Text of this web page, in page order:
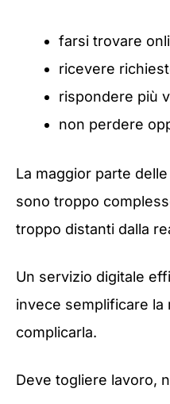
farsi trovare
ricevere
rispondere più
non perdere
La maggior parte
sono troppo
troppo distanti dalla
Un servizio digitale
invece semplificare la
complicarla.
Deve togliere lavoro,